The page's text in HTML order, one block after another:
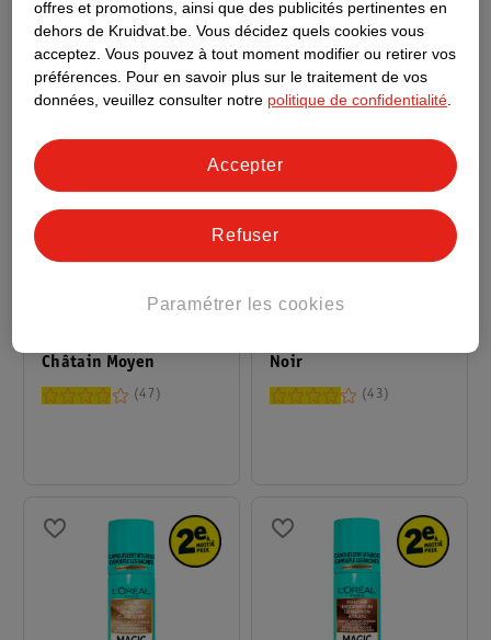
Châtain Moyen
47
Noir
9.
43
offres et promotions, ainsi que des publicités pertinentes en
dehors de Kruidvat.be. Vous décidez quels cookies vous
acceptez. Vous pouvez à tout moment modifier ou retirer vos
préférences. Pour en savoir plus sur le traitement de vos
données, veuillez consulter notre politique de confidentialité
Paramétrer les cookies
Refuser
Accepter